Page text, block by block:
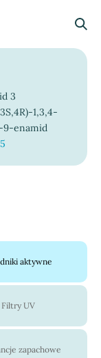
3
1,3,4-
9-enamid
aktywne
Filtry UV
zapachowe